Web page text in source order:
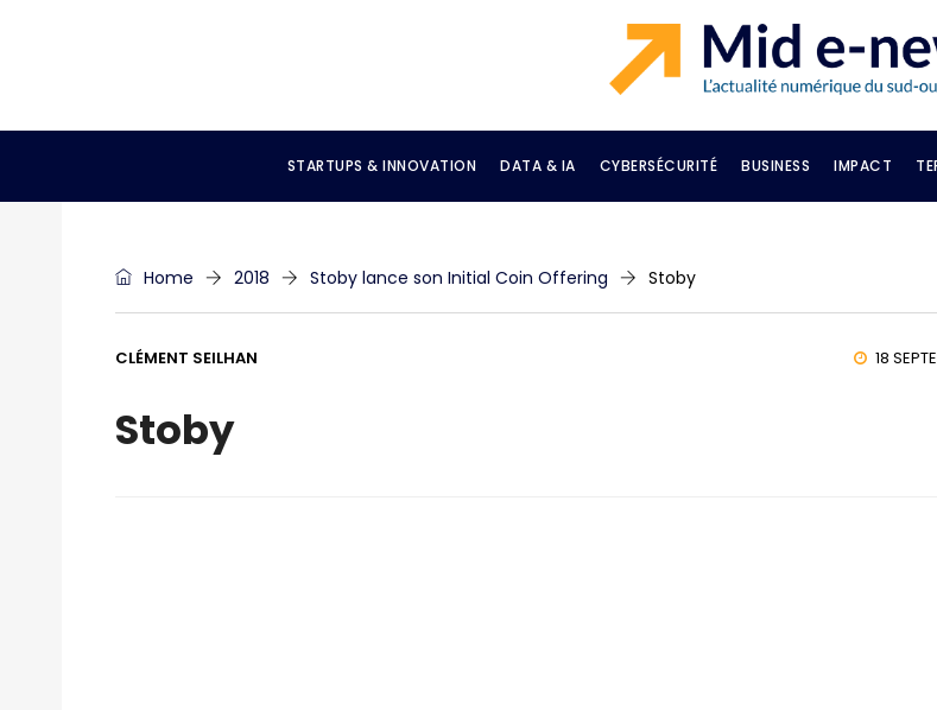
STARTUPS & INNOVATION DATA & IA CYBERSÉCURITÉ BUSINESS IMPACT
Home 2018 Stoby lance son Initial Coin Offering Stoby
CLÉMENT SEILHAN 18
Stoby